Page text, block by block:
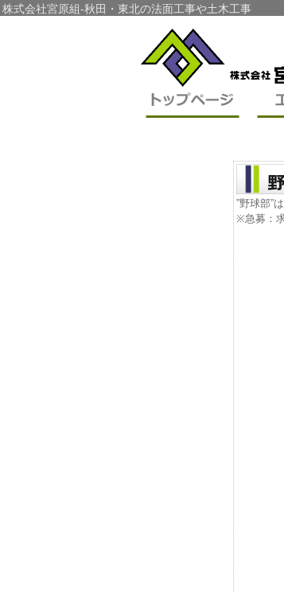
株式会社宮原組-秋田・東北の法面工事や土木工事
”野球部”
※急募：